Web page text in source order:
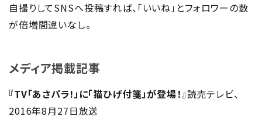
自撮りしてSNSへ投稿すれば、「いいね」とフォロワーの数
が倍増間違いなし。
メディア掲載記事
『TV「あさパラ!」に「猫ひげ付箋」が登場！』読売テレビ、
2016年8月27日放送